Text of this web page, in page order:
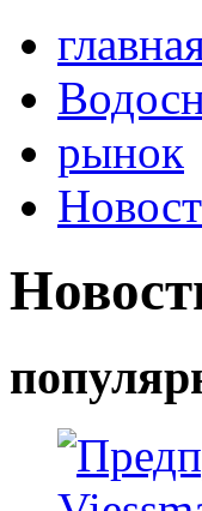
рынок